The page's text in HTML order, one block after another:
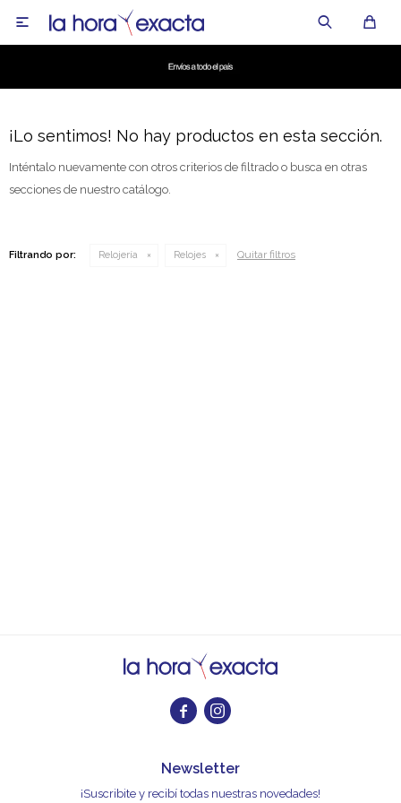

¡Lo sentimos! No hay productos en esta sección.
Inténtalo nuevamente con otros criterios de filtrado o busca en otras
secciones de nuestro catálogo.
Filtrando por: Relojería Relojes Quitar filtros
 
Newsletter
¡Suscribite y recibí todas nuestras novedades!